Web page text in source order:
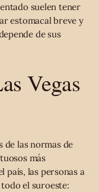
suelen tener
estomacal breve y
de sus
Vegas
de las normas de
más
país, las personas a
el suroeste: